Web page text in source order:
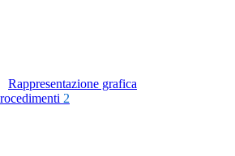
Rappresentazione grafica
2